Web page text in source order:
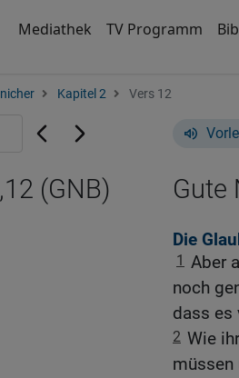
Mediathek TV Programm
Kapitel 2 Vers 12
Gute
Die
1 Aber
noch
dass es
2 Wie
müssen
(GNB)